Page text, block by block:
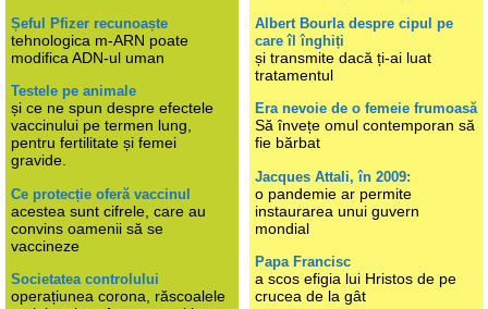
Șeful Pfizer recunoaște
tehnologica m-ARN poate
modifica ADN-ul uman
Testele pe animale
și ce ne spun despre efectele
vaccinului pe termen lung,
pentru fertilitate și femei
gravide.
Ce protecție oferă vaccinul
acestea sunt cifrele, care au
convins oamenii să se
vaccineze
Societatea controlului
operațiunea corona, răscoalele
Albert Bourla despre cipul pe
care îl înghiți
și transmite dacă ți-ai luat
tratamentul
Era nevoie de o femeie frumoasă
Să învețe omul contemporan să
fie bărbat
Jacques Attali, în 2009:
o pandemie ar permite
instaurarea unui guvern
mondial
Papa Francisc
a scos efigia lui Hristos de pe
crucea de la gât